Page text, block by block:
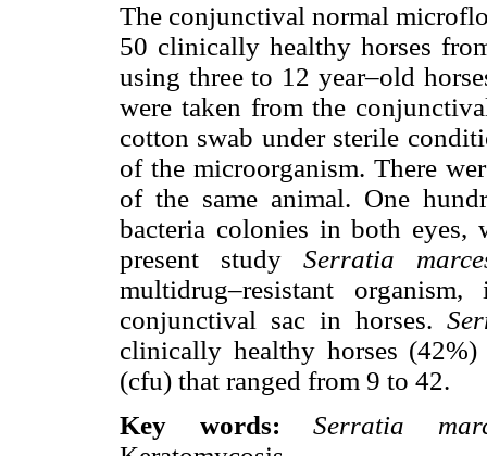
The conjunctival normal
50 clinically healthy horses
using three to 12 year–old
were taken from the
cotton swab under sterile
of the microorganism. There
of the same animal. One
bacteria colonies in both
present studySerratia
multidrug–resistant
conjunctival sac in horses.
clinically healthy horses
(cfu) that ranged from 9 to 42.
Key words:
Serratia